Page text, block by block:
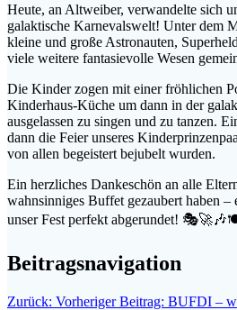
Heute, an Altweiber, verwandelte sich
galaktische Karnevalswelt! Unter dem
kleine und große Astronauten,
viele weitere fantasievolle Wesen
Die Kinder zogen mit einer fröhlichen
Kinderhaus-Küche um dann in der
ausgelassen zu singen und zu tanzen.
dann die Feier unseres
von allen begeistert bejubelt wurden.
Ein herzliches Dankeschön an alle
wahnsinniges Buffet gezaubert haben –
unser Fest perfekt abgerundet!
Beitragsnavigation
Zurück: Vorheriger Beitrag: BUFDI –